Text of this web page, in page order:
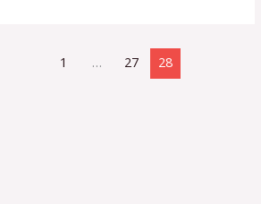
1 … 27 28